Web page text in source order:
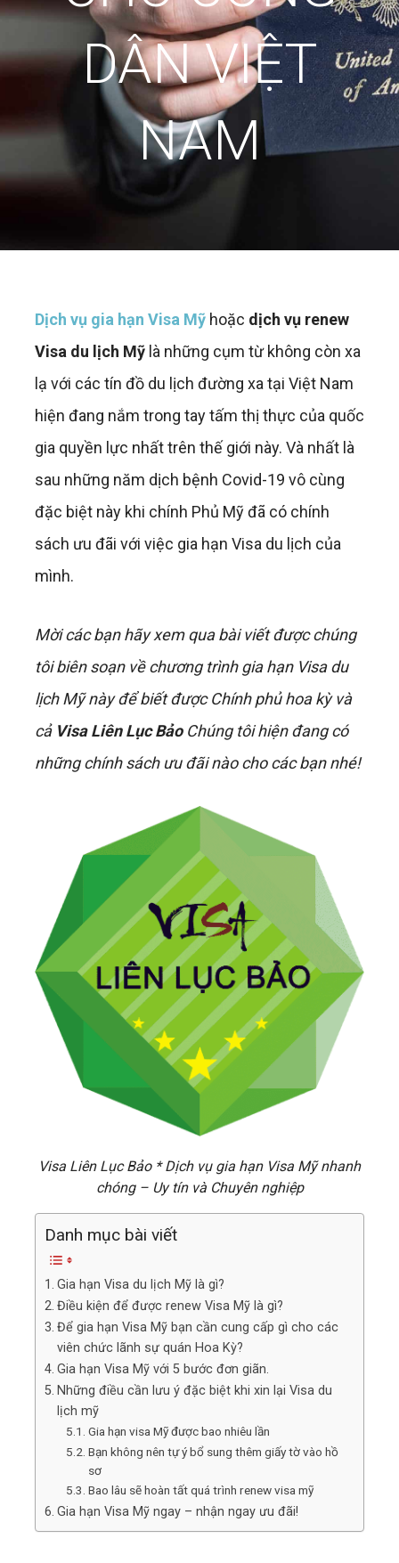
DÂN VIỆT
NAM
Dịch vụ gia hạn Visa Mỹ hoặc dịch vụ renew
Visa du lịch Mỹ là những cụm từ không còn xa
lạ với các tín đồ du lịch đường xa tại Việt Nam
hiện đang nắm trong tay tấm thị thực của quốc
gia quyền lực nhất trên thế giới này. Và nhất là
sau những năm dịch bệnh Covid-19 vô cùng
đặc biệt này khi chính Phủ Mỹ đã có chính
sách ưu đãi với việc gia hạn Visa du lịch của
mình.
Mời các bạn hãy xem qua bài viết được chúng
tôi biên soạn về chương trình gia hạn Visa du
lịch Mỹ này để biết được Chính phủ hoa kỳ và
cả Visa Liên Lục BảoChúng tôi hiện đang có
những chính sách ưu đãi nào cho các bạn nhé!
Visa Liên Lục Bảo * Dịch vụ gia hạn Visa Mỹ nhanh
chóng – Uy tín và Chuyên nghiệp
Danh mục bài viết
Gia hạn Visa du lịch Mỹ là gì?
Điều kiện để được renew Visa Mỹ là gì?
Để gia hạn Visa Mỹ bạn cần cung cấp gì cho các
viên chức lãnh sự quán Hoa Kỳ?
Gia hạn Visa Mỹ với 5 bước đơn giãn.
Những điều cần lưu ý đặc biệt khi xin lại Visa du
lịch mỹ
Gia hạn visa Mỹ được bao nhiêu lần
Bạn không nên tự ý bổ sung thêm giấy tờ vào hồ
sơ
Bao lâu sẽ hoàn tất quá trình renew visa mỹ
Gia hạn Visa Mỹ ngay – nhận ngay ưu đãi!